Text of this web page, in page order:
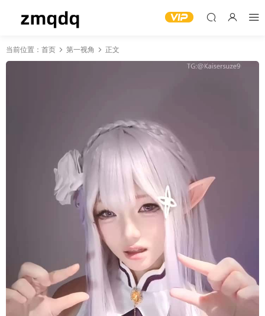
当前位置： 首页 第一视角 正文